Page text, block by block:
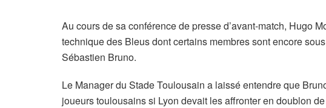
Au cours de sa conférence de presse d’avant-match, Hugo
technique des Bleus dont certains membres sont encore
Sébastien Bruno.
Le Manager du Stade Toulousain a laissé entendre que
joueurs toulousains si Lyon devait les affronter en doublon de